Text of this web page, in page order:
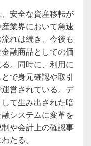
安全な資産移転が
業界において急速
れは続き、今後も
融商品としての価
。同時に、利用に
で身元確認や取引
営されている。デ
て生み出された暗
システムに変革を
や会計上の確認事
たる。